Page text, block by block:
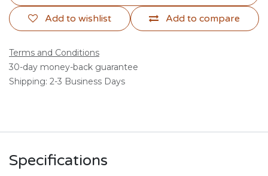
Add to compare
Add to wishlist
Terms and Conditions
30-day money-back guarantee
Shipping: 2-3 Business Days
Specifications